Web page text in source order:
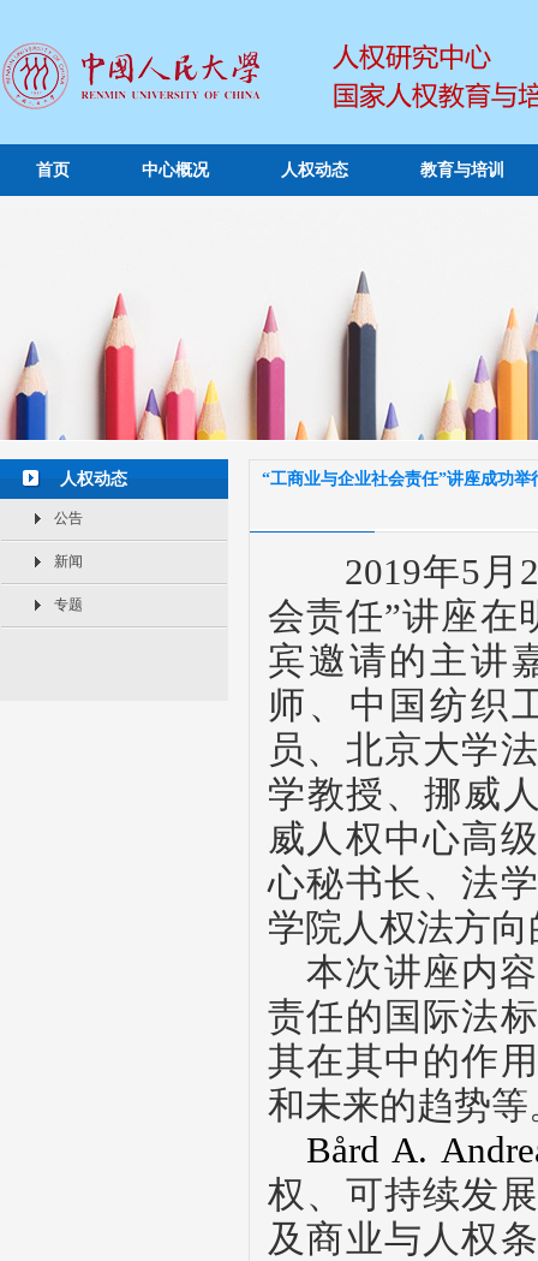
首页 中心概况 人权动态 教育与培训
人权动态
公告
新闻
专题
“工商业与企业社会责任”讲座成功举
2019年5月
会责任”讲座在
宾邀请的主讲
师、中国纺织
员、北京大学
学教授、挪威
威人权中心高
心秘书长、法
学院人权法方
本次讲座内
责任的国际法
其在其中的作
和未来的趋势等
Bård A.
权、可持续发
及商业与人权